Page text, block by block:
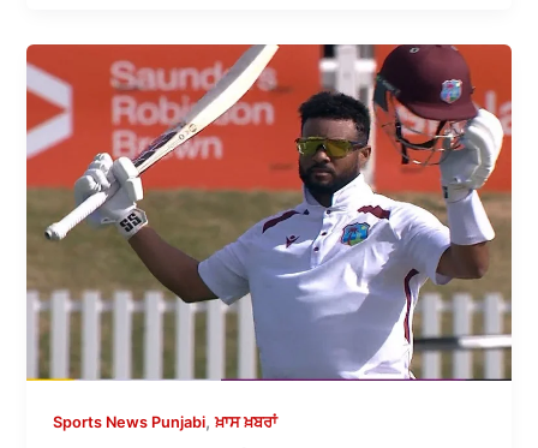
Sports News Punjabi,ਖ਼ਾਸ ਖ਼ਬਰਾਂ